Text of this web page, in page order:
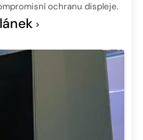
ochranu displeje.